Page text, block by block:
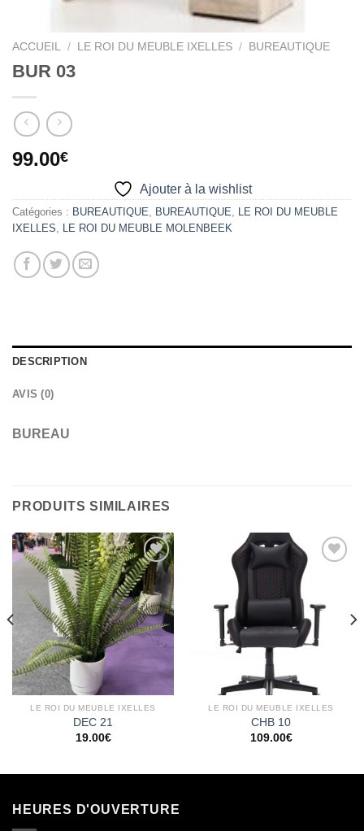
ACCUEIL / LE ROI DU MEUBLE IXELLES / BUREAUTIQUE
BUR 03
99.00€
Ajouter à la wishlist
Catégories : BUREAUTIQUE, BUREAUTIQUE, LE ROI DU MEUBLE
IXELLES, LE ROI DU MEUBLE MOLENBEEK
DESCRIPTION
AVIS (0)
BUREAU
PRODUITS SIMILAIRES
Ajouter
à la
wishlist
LE ROI DU MEUBLE IXELLES
DEC 21
19.00€
LE ROI DU MEUBLE IXELLES
CHB 10
109.00€
HEURES D'OUVERTURE